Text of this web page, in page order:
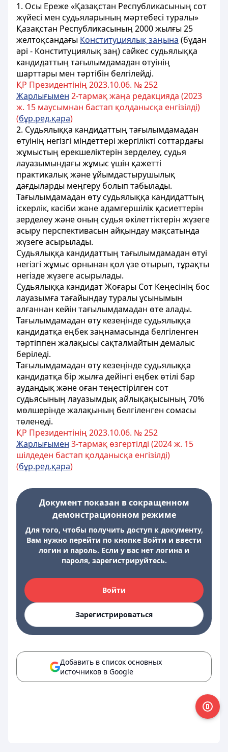
1. Осы Ереже «Қазақстан Республикасының сот
жүйесі мен судьяларының мәртебесі туралы»
Қазақстан Республикасының 2000 жылғы 25
желтоқсандағы Конституциялық заңына (бұдан
әрі - Конституциялық заң) сәйкес судьялыққа
кандидаттың тағылымдамадан өтуінің
шарттары мен тәртібін белгілейді.
ҚР Президентінің 2023.10.06. № 252
Жарлығымен 2-тармақ жаңа редакцияда (2023
ж. 15 маусымнан бастап қолданысқа енгізілді)
(бұр.ред.қара)
2. Судьялыққа кандидаттың тағылымдамадан
өтуінің негізгі міндеттері жергілікті соттардағы
жұмыстың ерекшеліктерін зерделеу, судья
лауазымындағы жұмыс үшін қажетті
практикалық және ұйымдастырушылық
дағдыларды меңгеру болып табылады.
Тағылымдамадан өту судьялыққа кандидаттың
іскерлік, кәсіби және адамгершілік қасиеттерін
зерделеу және оның судья өкілеттіктерін жүзеге
асыру перспективасын айқындау мақсатында
жүзеге асырылады.
Судьялыққа кандидаттың тағылымдамадан өтуі
негізгі жұмыс орнынан қол үзе отырып, тұрақты
негізде жүзеге асырылады.
Судьялыққа кандидат Жоғары Сот Кеңесінің бос
лауазымға тағайындау туралы ұсынымын
алғаннан кейін тағылымдамадан өте алады.
Тағылымдамадан өту кезеңінде судьялыққа
кандидатқа еңбек заңнамасында белгіленген
тәртіппен жалақысы сақталмайтын демалыс
беріледі.
Тағылымдамадан өту кезеңінде судьялыққа
кандидатқа бір жылға дейінгі еңбек өтілі бар
аудандық және оған теңестірілген сот
судьясының лауазымдық айлықақысының 70%
мөлшерінде жалақының белгіленген сомасы
төленеді.
ҚР Президентінің 2023.10.06. № 252
Жарлығымен 3-тармақ өзгертілді (2024 ж. 15
шілдеден бастап қолданысқа енгізілді)
(бұр.ред.қара)
Документ показан в сокращенном
демонстрационном режиме
Для того, чтобы получить доступ к документу,
Вам нужно перейти по кнопке Войти и ввести
логин и пароль. Если у вас нет логина и
пароля, зарегистрируйтесь.
Войти
Зарегистрироваться
Добавить в список основных
источников в Google